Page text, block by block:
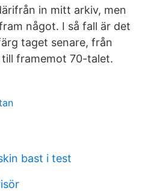
in mitt arkiv, men
något. I så fall är det
taget senare, från
framemot 70-talet.
bast i test